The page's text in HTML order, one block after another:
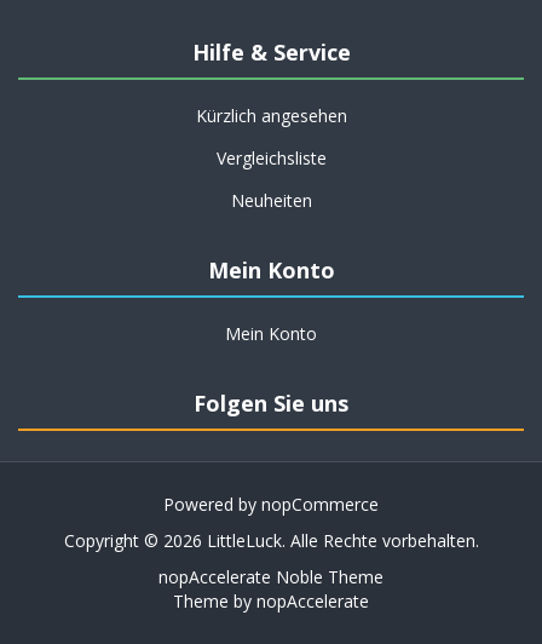
Hilfe & Service
Kürzlich angesehen
Vergleichsliste
Neuheiten
Mein Konto
Mein Konto
Folgen Sie uns
Powered by nopCommerce
Copyright © 2026 LittleLuck. Alle Rechte vorbehalten.
nopAccelerate Noble Theme
Theme by nopAccelerate